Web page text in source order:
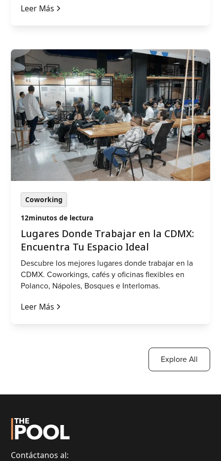
Leer Más
Coworking
12minutos de lectura
Lugares Donde Trabajar en la CDMX:
Encuentra Tu Espacio Ideal
Descubre los mejores lugares donde trabajar en la
CDMX. Coworkings, cafés y oficinas flexibles en
Polanco, Nápoles, Bosques e Interlomas.
Leer Más
Explore All
Contáctanos al: